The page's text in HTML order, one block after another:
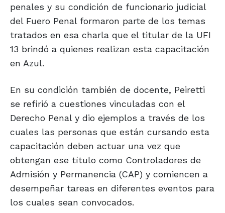
penales y su condición de funcionario judicial
del Fuero Penal formaron parte de los temas
tratados en esa charla que el titular de la UFI
13 brindó a quienes realizan esta capacitación
en Azul.
En su condición también de docente, Peiretti
se refirió a cuestiones vinculadas con el
Derecho Penal y dio ejemplos a través de los
cuales las personas que están cursando esta
capacitación deben actuar una vez que
obtengan ese título como Controladores de
Admisión y Permanencia (CAP) y comiencen a
desempeñar tareas en diferentes eventos para
los cuales sean convocados.